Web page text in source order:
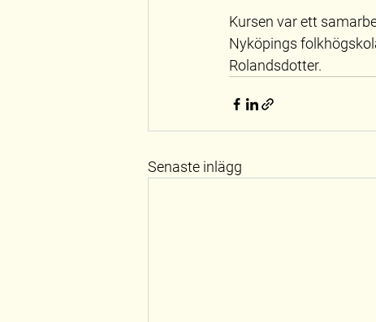
Kursen var ett
Nyköpings
Rolandsdotter.
Senaste inlägg